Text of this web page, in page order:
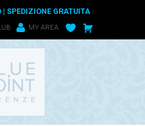
SPEDIZIONE GRATUITA
MY AREA